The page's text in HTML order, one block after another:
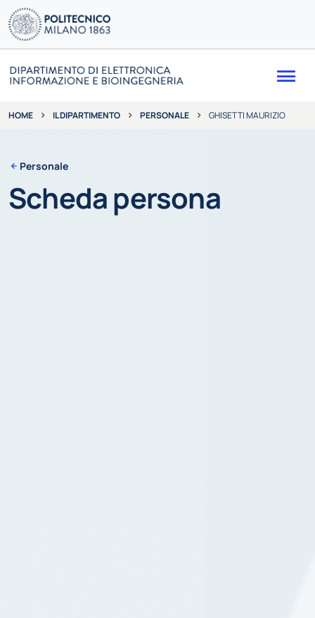
HOME IL DIPARTIMENTO PERSONALE GHISETTI MAURIZIO
Personale
Scheda persona